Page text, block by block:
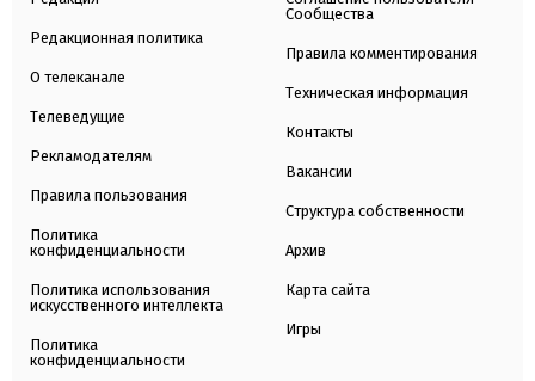
Редакционная политика
О телеканале
Телеведущие
Рекламодателям
Правила пользования
Политика
конфиденциальности
Политика использования
искусственного интеллекта
Политика
конфиденциальности
Сообщества
Правила комментирования
Техническая информация
Контакты
Вакансии
Структура собственности
Архив
Карта сайта
Игры